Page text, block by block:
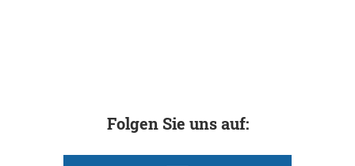
Folgen Sie uns auf: